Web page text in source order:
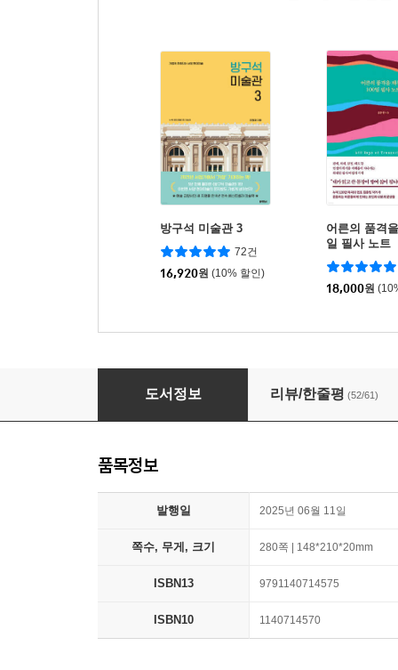
방구석 미술관 3
72건
16,920원 (10% 할인)
어른의 품격
일 필사 노트
18,000원
[예스리커버] 미술관에 간 할미
도서정보 리뷰/한줄평 (52/61)
품목정보
발행일 2025년 06월 11일
쪽수, 무게, 크기 280쪽 | 148*210*20mm
ISBN13 9791140714575
ISBN10 1140714570